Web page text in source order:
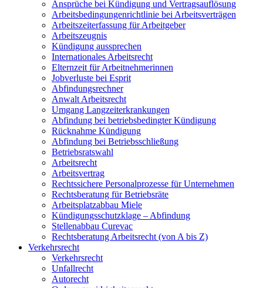
Ansprüche bei Kündigung und Vertragsauflösung
Arbeitsbedingungenrichtlinie bei Arbeitsverträgen
Arbeitszeiterfassung für Arbeitgeber
Arbeitszeugnis
Kündigung aussprechen
Internationales Arbeitsrecht
Elternzeit für Arbeitnehmerinnen
Jobverluste bei Esprit
Abfindungsrechner
Anwalt Arbeitsrecht
Umgang Langzeiterkrankungen
Abfindung bei betriebsbedingter Kündigung
Rücknahme Kündigung
Abfindung bei Betriebsschließung
Betriebsratswahl
Arbeitsrecht
Arbeitsvertrag
Rechtssichere Personalprozesse für Unternehmen
Rechtsberatung für Betriebsräte
Arbeitsplatzabbau Miele
Kündigungsschutzklage – Abfindung
Stellenabbau Curevac
Rechtsberatung Arbeitsrecht (von A bis Z)
Verkehrsrecht
Verkehrsrecht
Unfallrecht
Autorecht